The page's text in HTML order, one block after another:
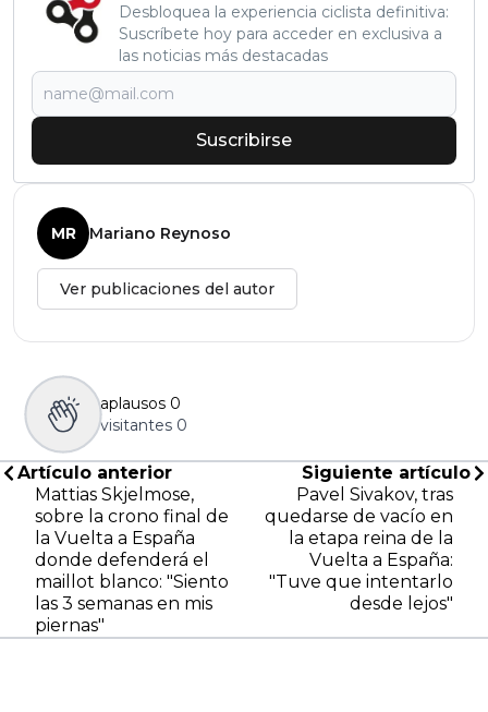
Desbloquea la experiencia ciclista definitiva:
Suscríbete hoy para acceder en exclusiva a
las noticias más destacadas
Suscribirse
MR Mariano Reynoso
Ver publicaciones del autor
aplausos 0
visitantes 0
Artículo anterior
Mattias Skjelmose,
sobre la crono final de
la Vuelta a España
donde defenderá el
maillot blanco: "Siento
las 3 semanas en mis
piernas"
Siguiente artículo
Pavel Sivakov, tras
quedarse de vacío en
la etapa reina de la
Vuelta a España:
"Tuve que intentarlo
desde lejos"